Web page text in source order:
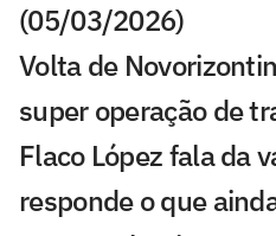
(05/03/2026)
Volta de
super operação de
Flaco López fala da
responde o que